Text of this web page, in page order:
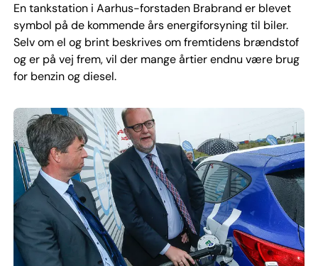
En tankstation i Aarhus-forstaden Brabrand er blevet
symbol på de kommende års energiforsyning til biler.
Selv om el og brint beskrives om fremtidens brændstof
og er på vej frem, vil der mange årtier endnu være brug
for benzin og diesel.